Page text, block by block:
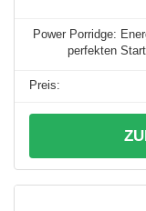
Power Porridge:
perfekten